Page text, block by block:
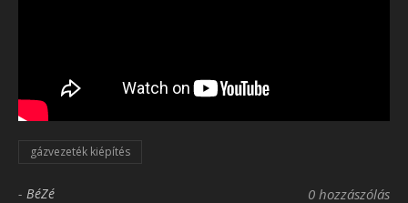
gázvezeték kiépítés
- BéZé 0 hozzászólás